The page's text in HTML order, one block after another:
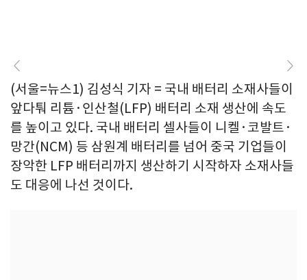
(서울=뉴스1) 김성식 기자 = 국내 배터리 소재사들이
앞다퉈 리튬·인산철(LFP) 배터리 소재 생산에 속도
를 높이고 있다. 국내 배터리 셀사들이 니켈·코발트·
망간(NCM) 등 삼원계 배터리를 넘어 중국 기업들이
장악한 LFP 배터리까지 생산하기 시작하자 소재사들
도 대응에 나선 것이다.